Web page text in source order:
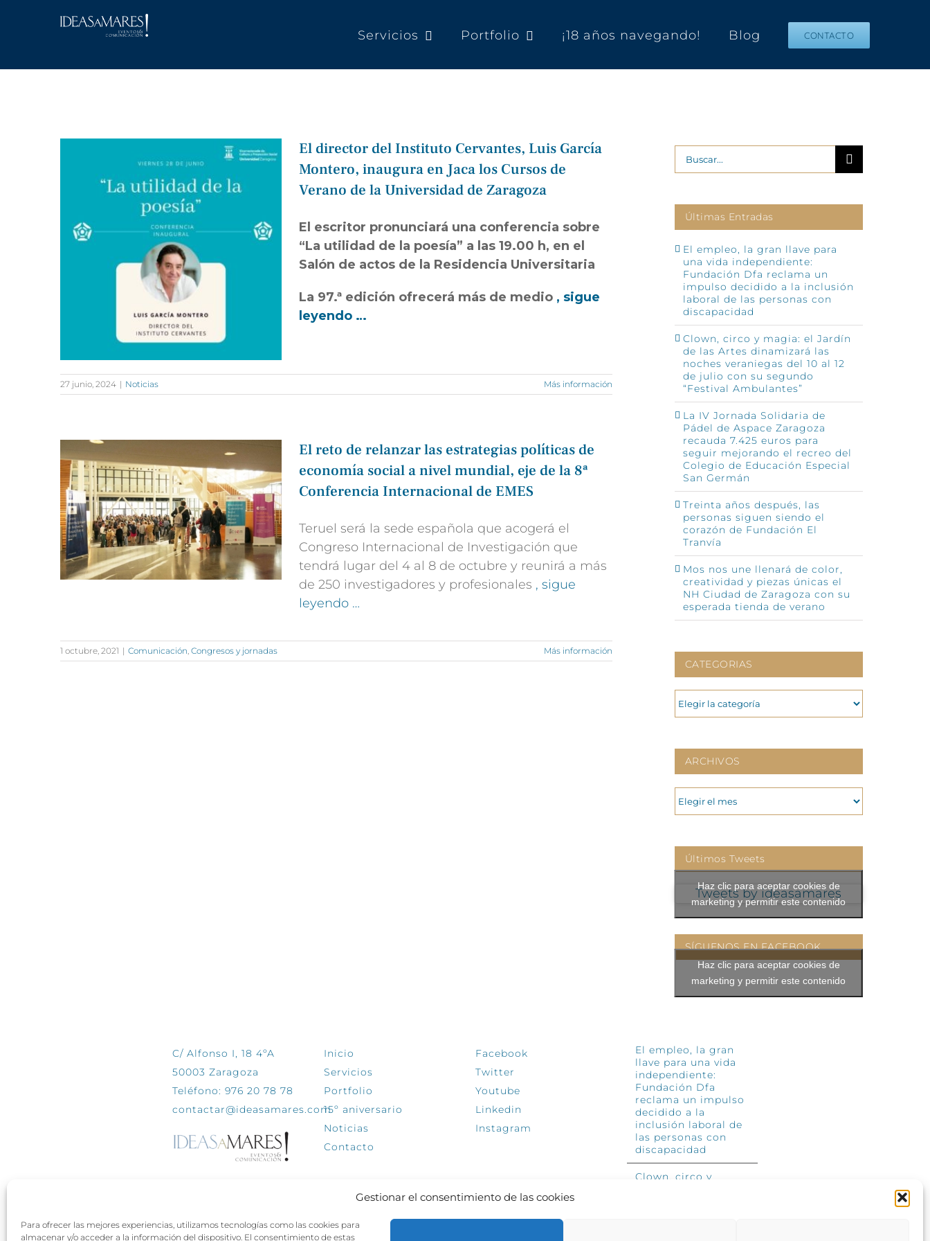
Gestionar el consentimiento de las cookies
Para ofrecer las mejores experiencias, utilizamos tecnologías como las cookies para
almacenar y/o acceder a la información del dispositivo. El consentimiento de estas
Servicios Portfolio ¡18 años navegando! Blog CONTACTO
El director del Instituto Cervantes, Luis García
Montero, inaugura en Jaca los Cursos de
Verano de la Universidad de Zaragoza
El escritor pronunciará una conferencia sobre
“La utilidad de la poesía” a las 19.00 h, en el
Salón de actos de la Residencia Universitaria
La 97.ª edición ofrecerá más de medio , sigue
leyendo …
27 junio, 2024 | Noticias Más información
El reto de relanzar las estrategias políticas de
economía social a nivel mundial, eje de la 8ª
Conferencia Internacional de EMES
Teruel será la sede española que acogerá el
Congreso Internacional de Investigación que
tendrá lugar del 4 al 8 de octubre y reunirá a más
de 250 investigadores y profesionales , sigue
leyendo …
1 octubre, 2021 | Comunicación, Congresos y jornadas Más información
Buscar:
Últimas Entradas
El empleo, la gran llave para
una vida independiente:
Fundación Dfa reclama un
impulso decidido a la inclusión
laboral de las personas con
discapacidad
Clown, circo y magia: el Jardín
de las Artes dinamizará las
noches veraniegas del 10 al 12
de julio con su segundo
“Festival Ambulantes”
La IV Jornada Solidaria de
Pádel de Aspace Zaragoza
recauda 7.425 euros para
seguir mejorando el recreo del
Colegio de Educación Especial
San Germán
Treinta años después, las
personas siguen siendo el
corazón de Fundación El
Tranvía
Mos nos une llenará de color,
creatividad y piezas únicas el
NH Ciudad de Zaragoza con su
esperada tienda de verano
CATEGORIAS
CATEGORIAS
ARCHIVOS
ARCHIVOS
Últimos Tweets
Tweets by ideasamares
Haz clic para aceptar cookies de
marketing y permitir este contenido
SÍGUENOS EN FACEBOOK
Haz clic para aceptar cookies de
marketing y permitir este contenido
C/ Alfonso I, 18 4ºA
50003 Zaragoza
Teléfono: 976 20 78 78
contactar@ideasamares.com
Inicio
Servicios
Portfolio
15º aniversario
Noticias
Contacto
Facebook
Twitter
Youtube
Linkedin
Instagram
El empleo, la gran
llave para una vida
independiente:
Fundación Dfa
reclama un impulso
decidido a la
inclusión laboral de
las personas con
discapacidad
Clown, circo y